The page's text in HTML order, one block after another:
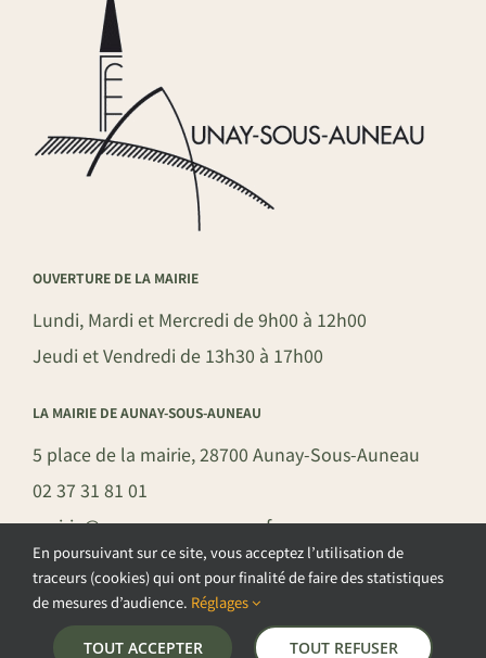
OUVERTURE DE LA MAIRIE
Lundi, Mardi et Mercredi de 9h00 à 12h00
Jeudi et Vendredi de 13h30 à 17h00
LA MAIRIE DE AUNAY-SOUS-AUNEAU
5 place de la mairie, 28700 Aunay-Sous-Auneau
02 37 31 81 01
mairie@aunay-sous-auneau.fr
©COPYRIGHT 2026 – COMMUNE DE AUNAY-SOUS-AUNEAU –
POLITIQUE DE CONFIDENTIALITÉ
GESTION DES COOKIES –
En poursuivant sur ce site, vous acceptez l’utilisation de
traceurs (cookies) qui ont pour finalité de faire des statistiques
de mesures d’audience. Réglages
TOUT ACCEPTER TOUT REFUSER